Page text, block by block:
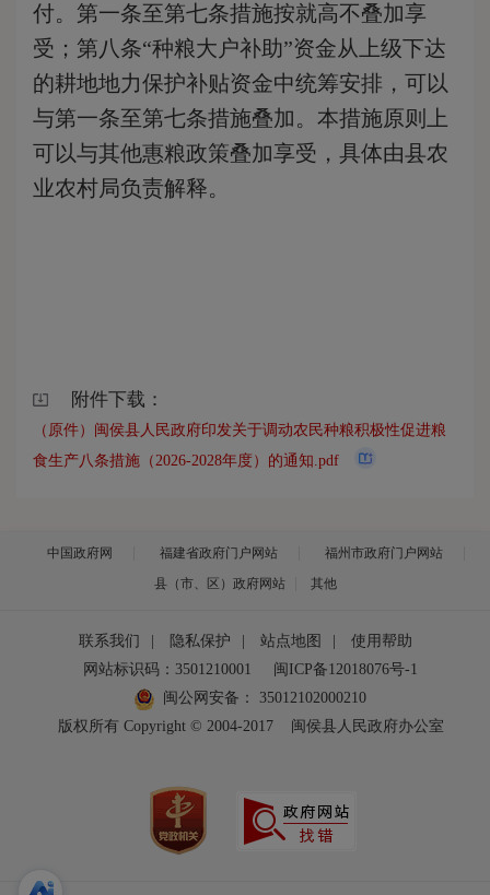
付。第一条至第七条措施按就高不叠加享
受；第八条“种粮大户补助”资金从上级下达
的耕地地力保护补贴资金中统筹安排，可以
与第一条至第七条措施叠加。本措施原则上
可以与其他惠粮政策叠加享受，具体由县农
业农村局负责解释。
附件下载：
（原件）闽侯县人民政府印发关于调动农民种粮积极性促进粮
食生产八条措施（2026-2028年度）的通知.pdf
中国政府网 福建省政府门户网站
福州市政府门户网站
县（市、区）政府网站
其他
联系我们 隐私保护 站点地图
使用帮助
网站标识码：3501210001
闽ICP备12018076号-1
闽公网安备：
35012102000210
版权所有 Copyright © 2004-2017
闽侯县人民政府办公室